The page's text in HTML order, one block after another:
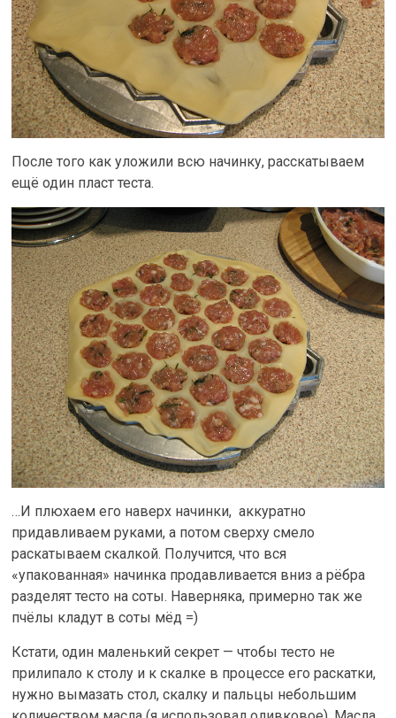
После того как уложили всю начинку, расскатываем
ещё один пласт теста.
…И плюхаем его наверх начинки, аккуратно
придавливаем руками, а потом сверху смело
раскатываем скалкой. Получится, что вся
«упакованная» начинка продавливается вниз а рёбра
разделят тесто на соты. Наверняка, примерно так же
пчёлы кладут в соты мёд =)
Кстати, один маленький секрет — чтобы тесто не
прилипало к столу и к скалке в процессе его раскатки,
нужно вымазать стол, скалку и пальцы небольшим